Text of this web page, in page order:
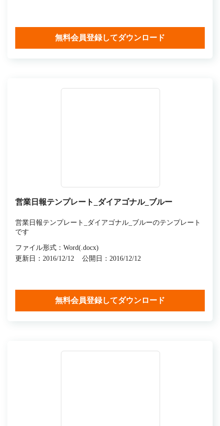
無料会員登録してダウンロード
営業日報テンプレート_ダイアゴナル_ブルー
営業日報テンプレート_ダイアゴナル_ブルーのテンプレート
です
ファイル形式：Word(.docx)
更新日：2016/12/12
公開日：2016/12/12
無料会員登録してダウンロード